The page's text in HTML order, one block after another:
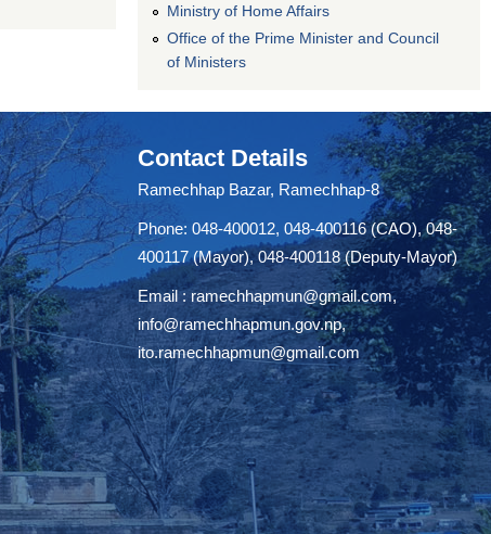
Ministry of Home Affairs
Office of the Prime Minister and Council
of Ministers
Contact Details
Ramechhap Bazar, Ramechhap-8
Phone: 048-400012, 048-400116 (CAO), 048-
400117 (Mayor), 048-400118 (Deputy-Mayor)
Email : ramechhapmun@gmail.com,
info@ramechhapmun.gov.np,
ito.ramechhapmun@gmail.com